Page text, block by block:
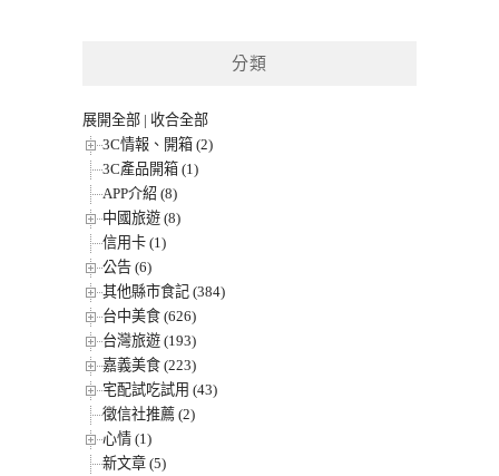
分類
展開全部 | 收合全部
3C情報、開箱 (2)
3C產品開箱 (1)
APP介紹 (8)
中國旅遊 (8)
信用卡 (1)
公告 (6)
其他縣市食記 (384)
台中美食 (626)
台灣旅遊 (193)
嘉義美食 (223)
宅配試吃試用 (43)
徵信社推薦 (2)
心情 (1)
新文章 (5)